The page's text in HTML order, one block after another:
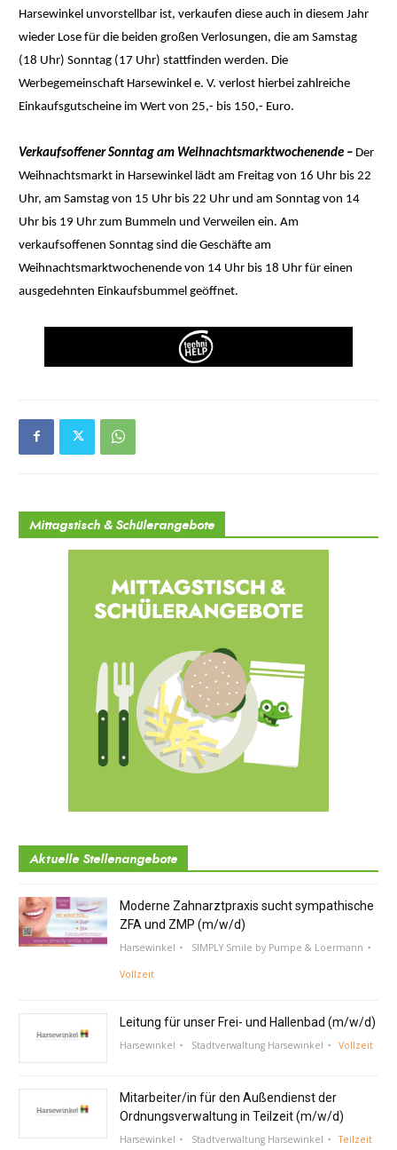
Harsewinkel unvorstellbar ist, verkaufen diese auch in diesem Jahr
wieder Lose für die beiden großen Verlosungen, die am Samstag
(18 Uhr) Sonntag (17 Uhr) stattfinden werden. Die
Werbegemeinschaft Harsewinkel e. V. verlost hierbei zahlreiche
Einkaufsgutscheine im Wert von 25,- bis 150,- Euro.
Verkaufsoffener Sonntag am Weihnachtsmarktwochenende – Der
Weihnachtsmarkt in Harsewinkel lädt am Freitag von 16 Uhr bis 22
Uhr, am Samstag von 15 Uhr bis 22 Uhr und am Sonntag von 14
Uhr bis 19 Uhr zum Bummeln und Verweilen ein. Am
verkaufsoffenen Sonntag sind die Geschäfte am
Weihnachtsmarktwochenende von 14 Uhr bis 18 Uhr für einen
ausgedehnten Einkaufsbummel geöffnet.
Mittagstisch & Schülerangebote
Aktuelle Stellenangebote
Moderne Zahnarztpraxis sucht sympathische
ZFA und ZMP (m/w/d)
Harsewinkel SIMPLY Smile by Pumpe & Loermann
Vollzeit
Leitung für unser Frei- und Hallenbad (m/w/d)
Harsewinkel Stadtverwaltung Harsewinkel Vollzeit
Mitarbeiter/in für den Außendienst der
Ordnungsverwaltung in Teilzeit (m/w/d)
Harsewinkel Stadtverwaltung Harsewinkel Teilzeit